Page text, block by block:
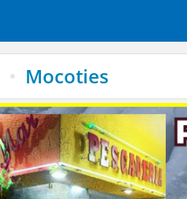
Mocoties